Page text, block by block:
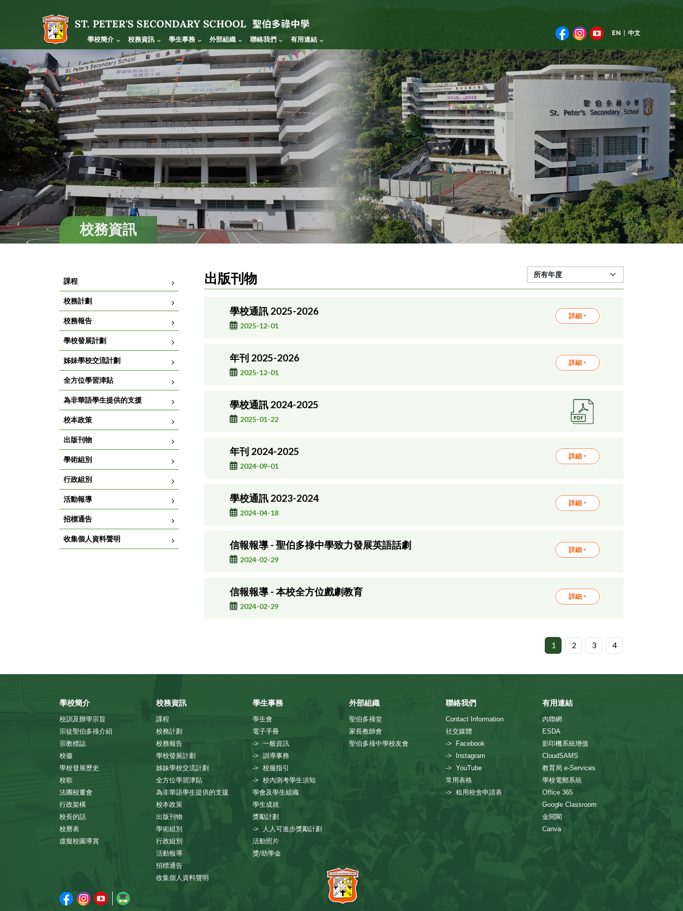
EN 中文
學校簡介 校務資訊 學生事務 外部組織 聯絡我們 有用連結
校務資訊
課程
校務計劃
校務報告
學校發展計劃
姊妹學校交流計劃
全方位學習津貼
為非華語學生提供的支援
校本政策
出版刊物
學術組別
行政組別
活動報導
招標通告
收集個人資料聲明
出版刊物
學校通訊 2025-2026
2025-12-01
詳細 +
年刊 2025-2026
2025-12-01
詳細 +
學校通訊 2024-2025
2025-01-22
年刊 2024-2025
2024-09-01
詳細 +
學校通訊 2023-2024
2024-04-18
詳細 +
信報報導 - 聖伯多祿中學致力發展英語話劇
2024-02-29
詳細 +
信報報導 - 本校全方位戲劇教育
2024-02-29
詳細 +
1 2 3 4
學校簡介
校訓及辦學宗旨
宗徒聖伯多祿介紹
宗教標誌
校徽
學校發展歷史
校歌
法團校董會
行政架構
校長的話
校曆表
虛擬校園導賞
校務資訊
課程
校務計劃
校務報告
學校發展計劃
姊妹學校交流計劃
全方位學習津貼
為非華語學生提供的支援
校本政策
出版刊物
學術組別
行政組別
活動報導
招標通告
收集個人資料聲明
學生事務
學生會
電子手冊
-> 一般資訊
-> 訓導事務
-> 校服指引
-> 校內測考學生須知
學會及學生組織
學生成就
獎勵計劃
-> 人人可進步獎勵計劃
活動照片
獎/助學金
外部組織
聖伯多祿堂
家長教師會
聖伯多祿中學校友會
聯絡我們
Contact Information
社交媒體
-> Facebook
-> Instagram
-> YouTube
常用表格
-> 租用校舍申請表
有用連結
內聯網
ESDA
影印機系統增值
CloudSAMS
教育局 e-Services
學校電郵系統
Office 365
Google Classroom
金閱閣
Canva